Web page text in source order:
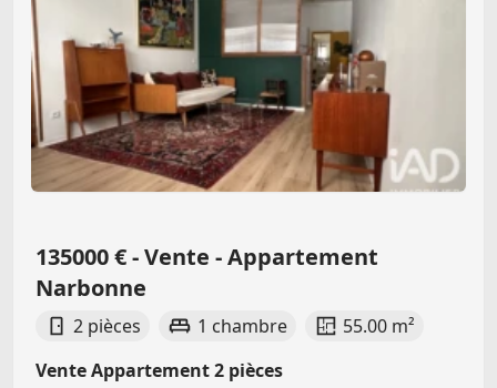
135000 € - Vente - Appartement
Narbonne
2 pièces 1 chambre
55.00 m²
Vente Appartement 2 pièces